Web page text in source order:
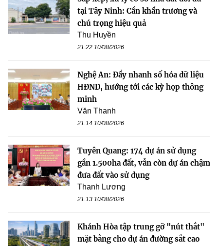
tại Tây Ninh: Cần khẩn trương và
chú trọng hiệu quả
Thu Huyền
21:22 10/08/2026
Nghệ An: Đẩy nhanh số hóa dữ liệu
HĐND, hướng tới các kỳ họp thông
minh
Văn Thanh
21:14 10/08/2026
Tuyên Quang: 174 dự án sử dụng
gần 1.500ha đất, vẫn còn dự án chậm
đưa đất vào sử dụng
Thanh Lương
21:13 10/08/2026
Khánh Hòa tập trung gỡ "nút thắt"
mặt bằng cho dự án đường sắt cao